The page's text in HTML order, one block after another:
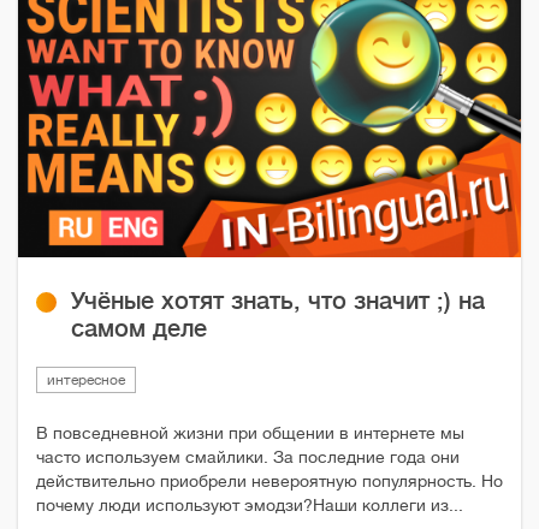
Учёные хотят знать, что значит ;) на
самом деле
интересное
В повседневной жизни при общении в интернете мы
часто используем смайлики. За последние года они
действительно приобрели невероятную популярность. Но
почему люди используют эмодзи?Наши коллеги из...